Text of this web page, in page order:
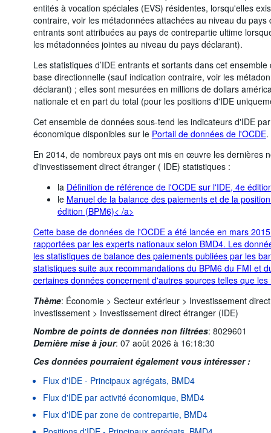
entités à vocation spéciales (EVS) résidentes, lorsqu'elles
contraire, voir les métadonnées attachées au niveau du
entrants sont attribuées au pays de contrepartie ultime
les métadonnées jointes au niveau du pays déclarant).
Les statistiques d’IDE entrants et sortants dans cet
base directionnelle (sauf indication contraire, voir les
déclarant) ; elles sont mesurées en millions de dollars
nationale et en part du total (pour les positions d'IDE
Cet ensemble de données sous-tend les indicateurs d'IDE
économique disponibles sur le Portail de données de l'OCDE.
En 2014, de nombreux pays ont mis en œuvre les dernières
d'investissement direct étranger ( IDE) statistiques :
la Définition de référence de l'OCDE sur l'IDE, 4e
le Manuel de la balance des paiements et de la
édition (BPM6)< /a>
Cette base de données de l'OCDE a été lancée en mars
rapportées par les experts nationaux selon BMD4. Les
les statistiques de balance des paiements publiées par les
statistiques suite aux recommandations du BPM6 du FMI et
certaines données concernent d'autres sources telles que
Thème: Économie > Secteur extérieur > Investissement
investissement > Investissement direct étranger (IDE)
Nombre de points de données non filtrées: 8029601
Dernière mise à jour: 07 août 2026 à 16:18:30
Ces données pourraient également vous intéresser :
Flux d'IDE - Principaux agrégats, BMD4
Flux d'IDE par activité économique, BMD4
Flux d'IDE par zone de contrepartie, BMD4